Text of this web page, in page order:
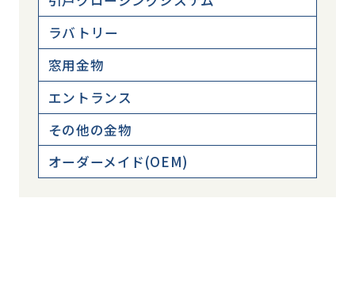
ラバトリー
窓用金物
エントランス
その他の金物
オーダーメイド(OEM)